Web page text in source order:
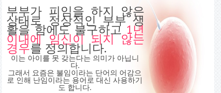
부부가 피임을 하지 않은
상태로 정상적인 부부 생
활을 함에도 불구하고 1년
이내에 임신이 되지 않는
경우를 정의합니다.
이는 아이를 못 갖는다는 의미가 아닙니
다.
그래서 요즘은 불임이라는 단어의 어감으
로 인해 난임이라는 용어로 대신 사용하기
도 합니다.